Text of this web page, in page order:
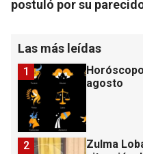
postuló por su
Las más leídas
agosto
1
Zulma
2